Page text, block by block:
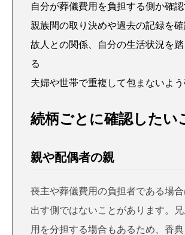
自分が葬儀費用を負担する側か確認
親族間の取り決めや過去の記録を
故人との関係、自分の生活状況を
る
夫婦や世帯で重複して包まないよ
続柄ごとに確認したい
親や配偶者の親
喪主や葬儀費用の負担者である場
出す側ではないことがあります。
用を分担する場合もあるため、香